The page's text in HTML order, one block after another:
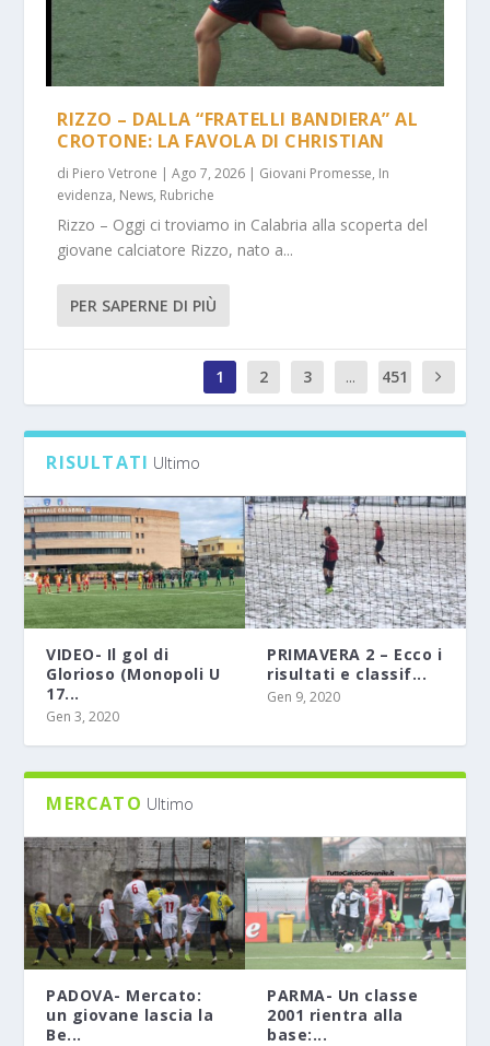
RIZZO – DALLA “FRATELLI BANDIERA” AL
CROTONE: LA FAVOLA DI CHRISTIAN
di Piero Vetrone |Ago 7, 2026 | Giovani Promesse, In
evidenza, News, Rubriche
Rizzo – Oggi ci troviamo in Calabria alla scoperta del
giovane calciatore Rizzo, nato a...
PER SAPERNE DI PIÙ
1 2 3 ...
451
1
RISULTATI Ultimo
VIDEO- Il gol di
Glorioso (Monopoli U
17...
Gen 3, 2020
PRIMAVERA 2 – Ecco i
risultati e classif...
Gen 9, 2020
MERCATO Ultimo
PADOVA- Mercato:
un giovane lascia la
Be...
PARMA- Un classe
2001 rientra alla
base:...